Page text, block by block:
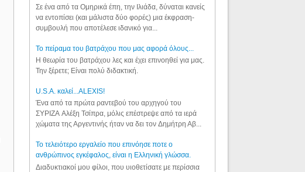
Σε ένα από τα Ομηρικά έπη, την Ιλιάδα, δύναται κανείς
να εντοπίσει (και μάλιστα δύο φορές) μια έκφραση-
συμβουλή που αποτέλεσε ιδανικό για...
Το πείραμα του βατράχου που μας αφορά όλους...
Η θεωρία του βατράχου λες και έχει επινοηθεί για μας.
Την ξέρετε; Είναι πολύ διδακτική.
U.S.A. καλεί...ALEXIS!
Ένα από τα πρώτα ραντεβού του αρχηγού του
ΣΥΡΙΖΑ Αλέξη Τσίπρα, μόλις επέστρεψε από τα ιερά
χώματα της Αργεντινής ήταν να δει τον Δημήτρη Αβ...
Το τελειότερο εργαλείο που επινόησε ποτε ο
ανθρώπινος εγκέφαλος, είναι η Ελληνική γλώσσα.
Διαδυκτιακοί μου φίλοι, που υιοθετίσατε με περίσσια